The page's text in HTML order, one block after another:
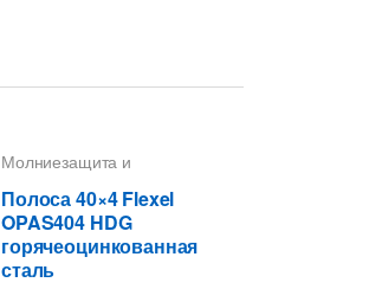
Молниезащита и
заземление,
Полоса 40X4,Проводники
Полоса 40×4 Flexel
OPAS404 HDG
горячеоцинкованная
сталь